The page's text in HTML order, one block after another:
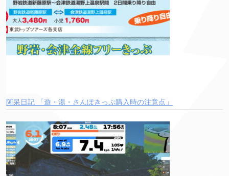
阿呆日記 「遊・湯・さんぽきっぷ購入時の注意点」